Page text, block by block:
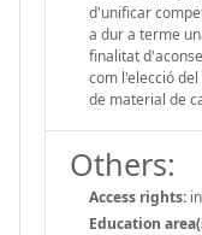
d'unificar
a dur a terme
finalitat
com l'elecció
de material de
Others:
Access rights:
Education